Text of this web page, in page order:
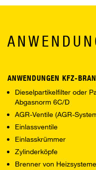
ANWENDUNGEN KFZ-
Dieselpartikelfilter oder
Abgasnorm 6C/D
AGR-Ventile (AGR-
Einlassventile
Einlasskrümmer
Zylinderköpfe
Brenner von